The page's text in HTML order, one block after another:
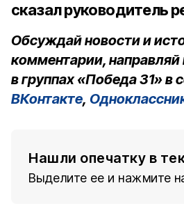
сказал руководитель
Обсуждай новости и
комментарии,
в группах «Победа 31» в
ВКонтакте,
Нашли опечатку в
Выделите ее и нажмите